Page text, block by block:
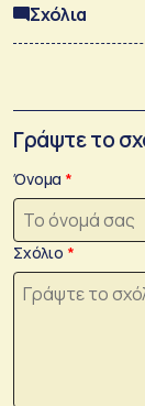
Σχόλια
Γράψτε το
Όνομα
Σχόλιο